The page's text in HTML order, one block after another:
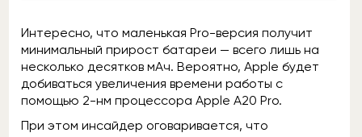
Интересно, что маленькая Pro-версия получит
минимальный прирост батареи — всего лишь на
несколько десятков мАч. Вероятно, Apple будет
добиваться увеличения времени работы с
помощью 2-нм процессора Apple A20 Pro.
При этом инсайдер оговаривается, что